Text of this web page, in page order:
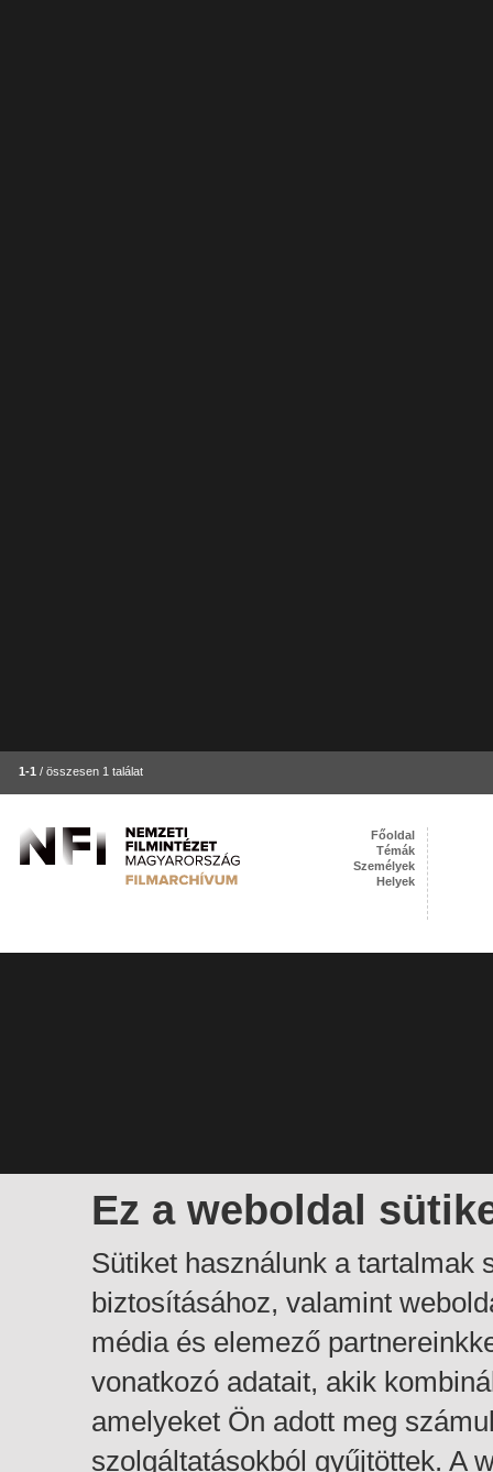
1-1 / összesen 1 találat
Ez a weboldal
Sütiket használunk a tartalmak
biztosításához, valamint
média és elemező
vonatkozó adatait, akik
amelyeket Ön adott meg
szolgáltatásokból gyűjtöttek. A
Főoldal
Témák
Személyek
Helyek